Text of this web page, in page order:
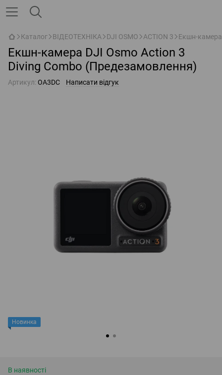
Каталог ВІДЕОТЕХНІКА DJI OSMO ACTION 3 Екшн-
Екшн-камера DJI Osmo Action 3
Diving Combo (Предезамовлення)
Артикул: OA3DC Написати відгук
Новинка
В наявності